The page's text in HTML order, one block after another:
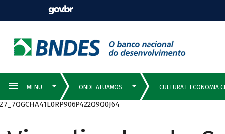
Z7_7QGCHA41L0RP906P422Q9Q0J64